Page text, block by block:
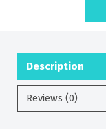
Description
Reviews (0)